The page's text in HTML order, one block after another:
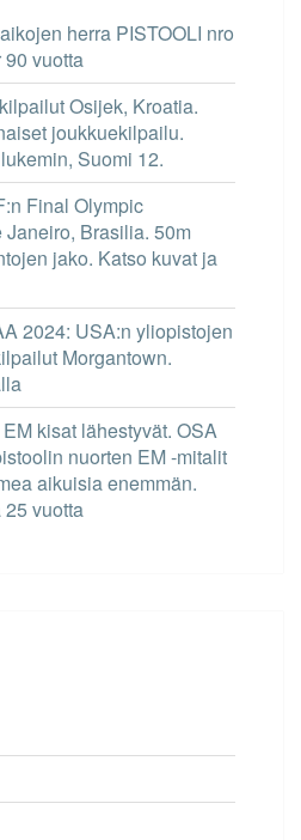
herra PISTOOLI nro
vuotta
Osijek, Kroatia.
joukkuekilpailu.
Suomi 12.
Final Olympic
Brasilia. 50m
jako. Katso kuvat ja
2024: USA:n yliopistojen
Morgantown.
kisat lähestyvät. OSA
nuorten EM -mitalit
aikuisia enemmän.
vuotta